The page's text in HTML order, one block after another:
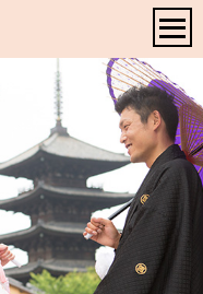
レスのレンタルなら京